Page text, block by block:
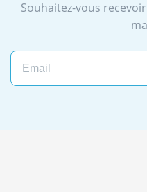
Souhaitez-vous